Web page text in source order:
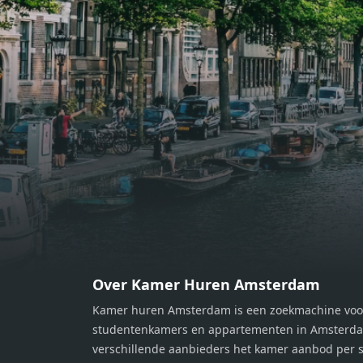
bereiden van heerlijke maaltijden.
Vanuit de woonkamer stap je zo het
balkon op, waar je kunt genieten
van een prachtig uitzicht en een
moment van rust. De woning
beschikt over twee comfortabele
slaapkamers van respectievelijk 12,1
m² en 8 m². Beide kamers bieden tal
van mogelijkheden, zoals een fijne
werkplek, een logeerkamer of een
persoonlijke slaapkamer. De
gemak en privacy. Gelegen in een
Zaandam, bevindt de woning zich
op een perfecte locatie. Winkels,
openbaar vervoer en uitvalswegen
van
m²
van
op
Over Kamer Huren Amsterdam
Kamer huren Amsterdam is een zoekmachine
studentenkamers en appartementen in
verschillende aanbieders het kamer aanbod per